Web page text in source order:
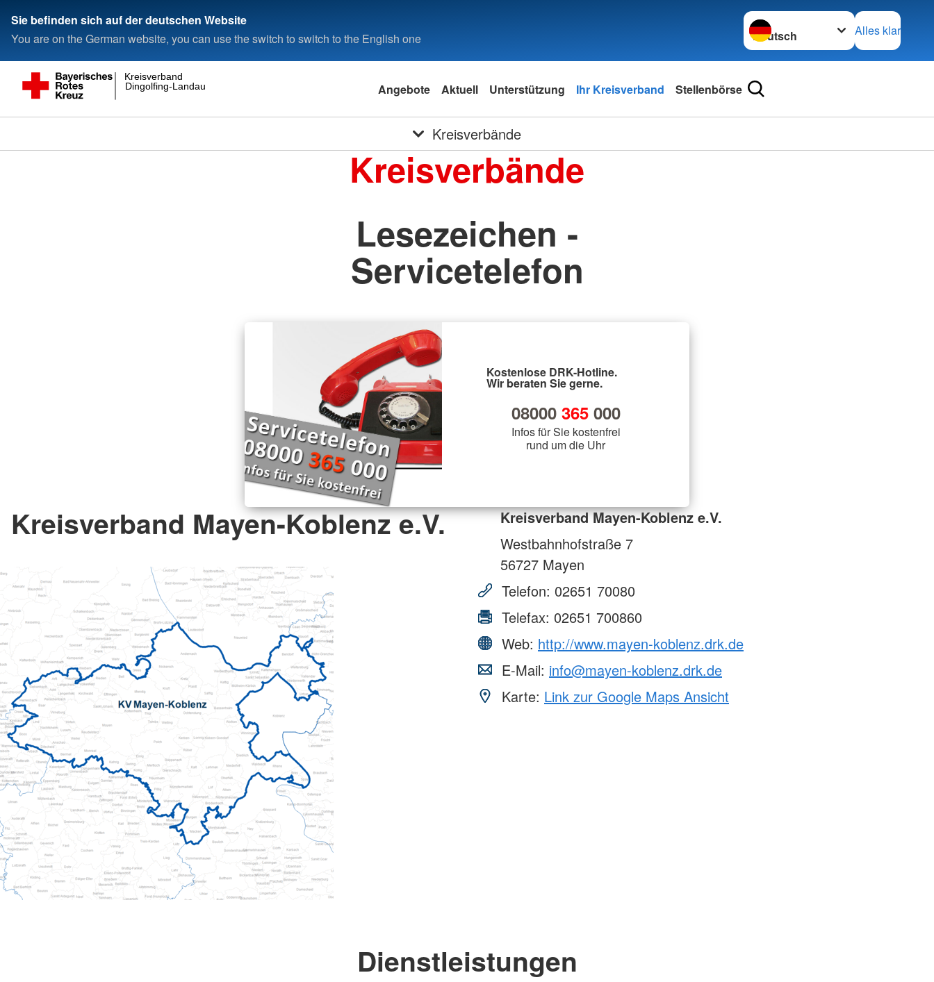
Sie befinden sich auf der deutschen Website
You are on the German website, you can use the switch to switch to the English one
Sprache wechseln zu
Alles klar
Dingolfing-Landau
Kreisverband
Angebote Aktuell Unterstützung Ihr Kreisverband Stellenbörse
Kreisverbände
Kreisverbände
Lesezeichen -
Servicetelefon
Kostenlose DRK-Hotline.
Wir beraten Sie gerne.
08000 365000
Infos für Sie kostenfrei
rund um die Uhr
Kreisverband Mayen-Koblenz e.V.
Kreisverband Mayen-Koblenz e.V.
Westbahnhofstraße 7
56727 Mayen
Telefon: 02651 70080
Telefax: 02651 700860
Web: http://www.mayen-koblenz.drk.de
E-Mail: info@mayen-koblenz.drk.de
Karte: Link zur Google Maps Ansicht
Dienstleistungen